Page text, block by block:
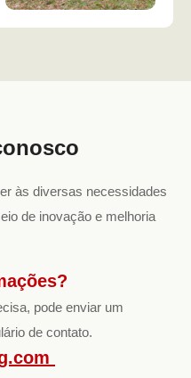
às diversas necessidades
de inovação e melhoria
pode enviar um
de contato.